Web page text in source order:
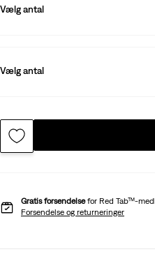
Vælg antal
Vælg antal
Gratis forsendelsefor Red Tab™-
Forsendelse og returneringer